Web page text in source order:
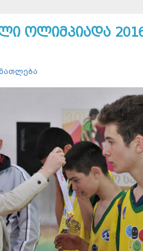
ოლიმპიადა